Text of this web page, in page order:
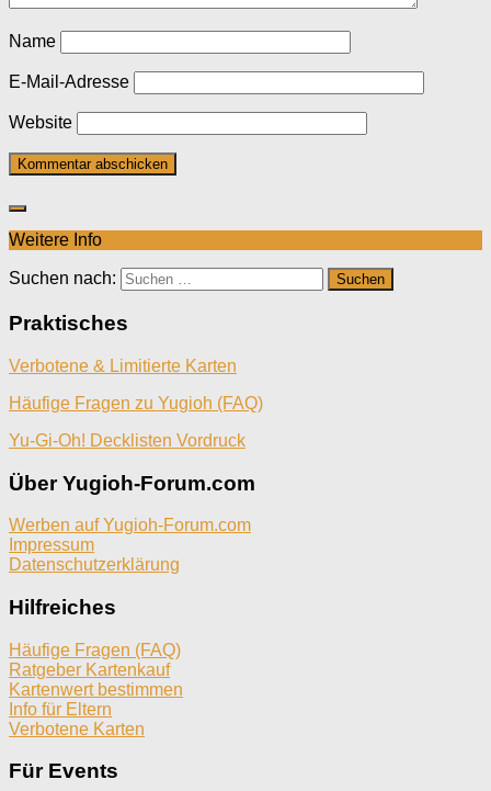
Name
E-Mail-Adresse
Website
Weitere Info
Suchen nach:
Praktisches
Verbotene & Limitierte Karten
Häufige Fragen zu Yugioh (FAQ)
Yu-Gi-Oh! Decklisten Vordruck
Über Yugioh-Forum.com
Werben auf Yugioh-Forum.com
Impressum
Datenschutzerklärung
Hilfreiches
Häufige Fragen (FAQ)
Ratgeber Kartenkauf
Kartenwert bestimmen
Info für Eltern
Verbotene Karten
Für Events